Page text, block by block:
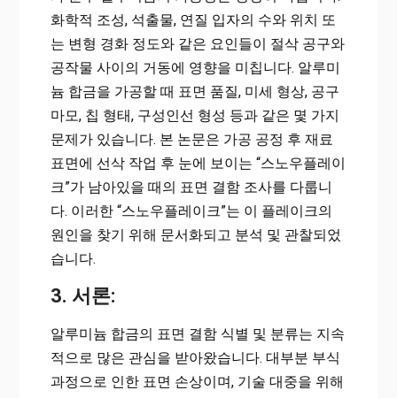
화학적 조성, 석출물, 연질 입자의 수와 위치 또
는 변형 경화 정도와 같은 요인들이 절삭 공구와
공작물 사이의 거동에 영향을 미칩니다. 알루미
늄 합금을 가공할 때 표면 품질, 미세 형상, 공구
마모, 칩 형태, 구성인선 형성 등과 같은 몇 가지
문제가 있습니다. 본 논문은 가공 공정 후 재료
표면에 선삭 작업 후 눈에 보이는 “스노우플레이
크”가 남아있을 때의 표면 결함 조사를 다룹니
다. 이러한 “스노우플레이크”는 이 플레이크의
원인을 찾기 위해 문서화되고 분석 및 관찰되었
습니다.
3. 서론:
알루미늄 합금의 표면 결함 식별 및 분류는 지속
적으로 많은 관심을 받아왔습니다. 대부분 부식
과정으로 인한 표면 손상이며, 기술 대중을 위해